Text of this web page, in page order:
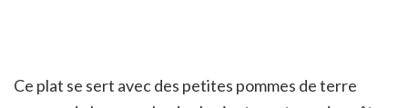
Ce plat se sert avec des petites pommes de terre